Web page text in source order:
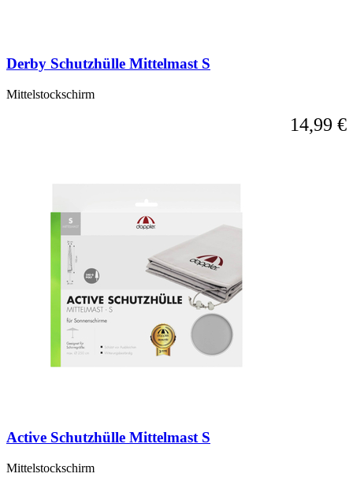
Derby Schutzhülle Mittelmast S
Mittelstockschirm
14,99 €
Active Schutzhülle Mittelmast S
Mittelstockschirm